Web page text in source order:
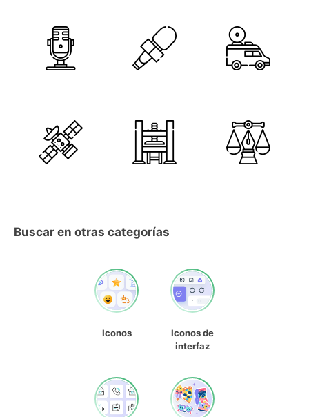
Buscar en otras categorías
Iconos
Iconos de
interfaz